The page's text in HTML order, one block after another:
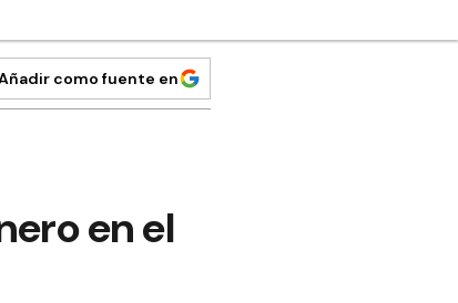
como fuente en
en el